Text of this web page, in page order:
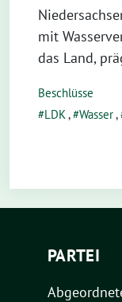
mit
das Land,
Beschlüsse
LDK, Wasser,
PARTEI